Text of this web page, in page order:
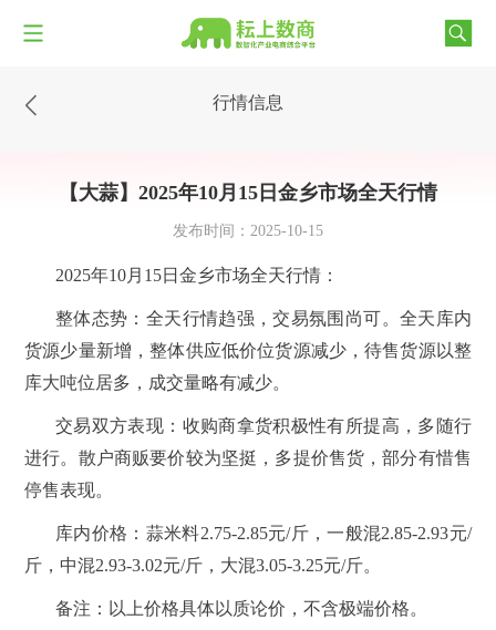
行情信息
【大蒜】2025年10月15日金乡市场全天行情
发布时间：2025-10-15
2025年10月15日金乡市场全天行情：
整体态势：全天行情趋强，交易氛围尚可。全天库内
货源少量新增，整体供应低价位货源减少，待售货源以整
库大吨位居多，成交量略有减少。
交易双方表现：收购商拿货积极性有所提高，多随行
进行。散户商贩要价较为坚挺，多提价售货，部分有惜售
停售表现。
库内价格：蒜米料2.75-2.85元/斤，一般混2.85-2.93元/
斤，中混2.93-3.02元/斤，大混3.05-3.25元/斤。
备注：以上价格具体以质论价，不含极端价格。